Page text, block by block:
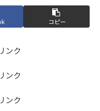
コピー
ンク
ンク
ンク